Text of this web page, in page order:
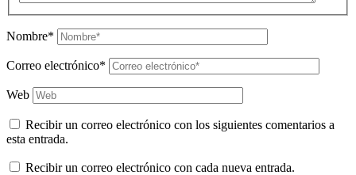
Nombre*
Correo electrónico*
Web
Recibir un correo electrónico con los siguientes comentarios a
esta entrada.
Recibir un correo electrónico con cada nueva entrada.